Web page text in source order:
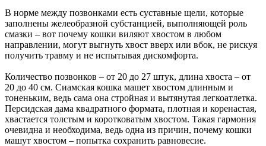
В норме между позвонками есть суставные щели, которые
заполнены желеобразной субстанцией, выполняющей роль
смазки – вот почему кошки виляют хвостом в любом
направлении, могут выгнуть хвост вверх или вбок, не рискуя
получить травму и не испытывая дискомфорта.
Количество позвонков – от 20 до 27 штук, длина хвоста – от
20 до 40 см. Сиамская кошка машет хвостом длинным и
тоненьким, ведь сама она стройная и вытянутая легкоатлетка.
Персидская дама квадратного формата, плотная и коренастая,
хвастается толстым и коротковатым хвостом. Такая гармония
очевидна и необходима, ведь одна из причин, почему кошки
машут хвостом – попытка сохранить равновесие.